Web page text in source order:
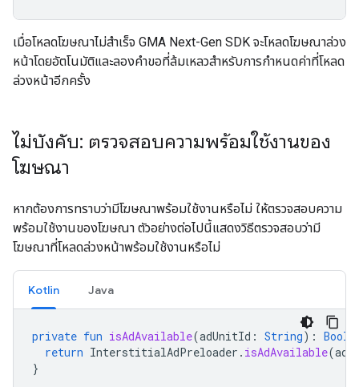
เมื่อโหลดโฆษณาไม่สำเร็จ GMA Next-Gen SDK จะโหลดโฆษณาล่วง
หน้าโดยอัตโนมัติและลองคำขอที่ล้มเหลวสำหรับการกำหนดค่าที่โหลด
ล่วงหน้าอีกครั้ง
ไม่บังคับ: ตรวจสอบความพร้อมใช้งานของ
โฆษณา
หากต้องการทราบว่ามีโฆษณาพร้อมใช้งานหรือไม่ ให้ตรวจสอบความ
พร้อมใช้งานของโฆษณา ตัวอย่างต่อไปนี้แสดงวิธีตรวจสอบว่ามี
โฆษณาที่โหลดล่วงหน้าพร้อมใช้งานหรือไม่
Kotlin Java
private fun isAdAvailable(adUnitId : String):
return InterstitialAdPreloader . isAdAvailable(
}